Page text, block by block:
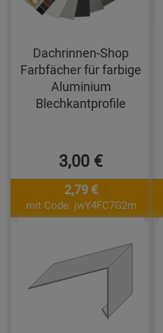
Dachrinnen-Shop
Farbfächer für farbige
Aluminium
Blechkantprofile
3,00 €
2,79 €
mit Code: jwY4FC7G2m